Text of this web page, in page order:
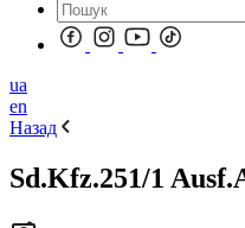
ua
en
Назад
Sd.Kfz.251/1